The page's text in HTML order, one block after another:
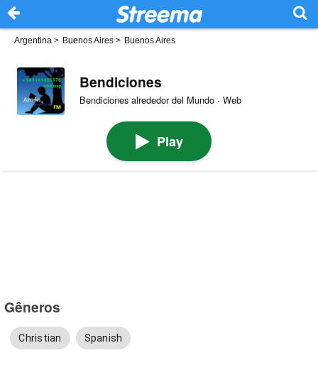
Argentina > Buenos Aires > Buenos Aires
Bendiciones
Bendiciones alrededor del Mundo · Web
Play
Gêneros
Christian Spanish